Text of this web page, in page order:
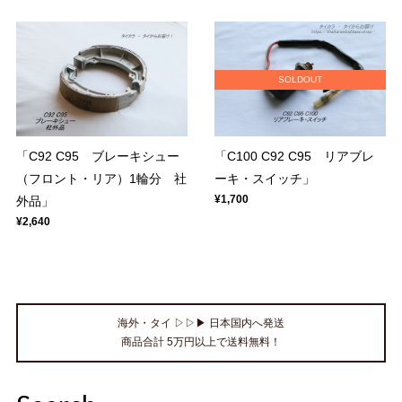
「C92 C95 ブレーキシュー
（フロント・リア）1輪分 社
外品」
¥2,640
SOLDOUT
「C100 C92 C95 リアブレ
ーキ・スイッチ」
¥1,700
海外・タイ ▷▷▶ 日本国内へ発送
商品合計 5万円以上で送料無料！